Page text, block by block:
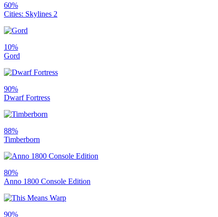
60%
Cities: Skylines 2
10%
Gord
90%
Dwarf Fortress
88%
Timberborn
80%
Anno 1800 Console Edition
90%